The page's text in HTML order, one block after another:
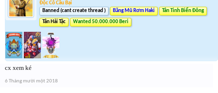
Độc Cô Cầu Bại
Banned (cant create thread )
Băng Mũ Rơm Haki Tân Tinh Biển Đông
Tân Hải Tặc Wanted 50.000.000 Beri
cx xem ké
6 Tháng mười một 2018